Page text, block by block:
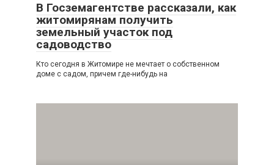
В Госземагентстве рассказали, как
житомирянам получить
земельный участок под
садоводство
Кто сегодня в Житомире не мечтает о собственном
доме с садом, причем где-нибудь на